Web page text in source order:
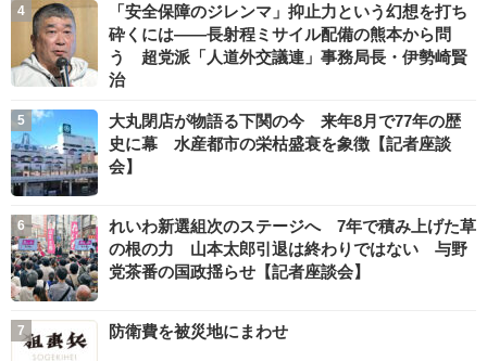
「安全保障のジレンマ」抑止力という幻想を打ち
砕くには――長射程ミサイル配備の熊本から問
う 超党派「人道外交議連」事務局長・伊勢崎賢
治
大丸閉店が物語る下関の今 来年8月で77年の歴
史に幕 水産都市の栄枯盛衰を象徴【記者座談
会】
れいわ新選組次のステージへ 7年で積み上げた草
の根の力 山本太郎引退は終わりではない 与野
党茶番の国政揺らせ【記者座談会】
防衛費を被災地にまわせ